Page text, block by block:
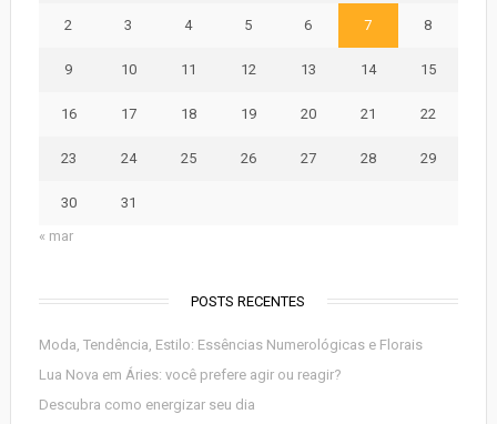
2 3 4 5 6 7 8
9 10 11 12 13 14 15
16 17 18 19 20 21 22
23 24 25 26 27 28 29
30
31
« mar
POSTS RECENTES
Moda, Tendência, Estilo: Essências Numerológicas e Florais
Lua Nova em Áries: você prefere agir ou reagir?
Descubra como energizar seu dia